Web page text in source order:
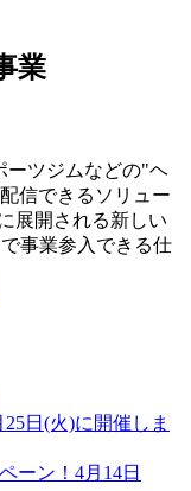
業
ーツジムなどの"ヘ
信できるソリュー
展開される新しい
事業参入できる仕
25日(火)に開催しま
ーン！4月14日